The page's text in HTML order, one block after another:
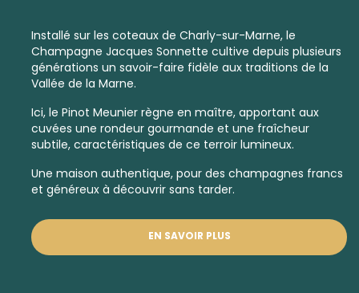
Installé sur les coteaux de Charly-sur-Marne, le
Champagne Jacques Sonnette cultive depuis plusieurs
générations un savoir-faire fidèle aux traditions de la
Vallée de la Marne.
Ici, le Pinot Meunier règne en maître, apportant aux
cuvées une rondeur gourmande et une fraîcheur
subtile, caractéristiques de ce terroir lumineux.
Une maison authentique, pour des champagnes francs
et généreux à découvrir sans tarder.
EN SAVOIR PLUS